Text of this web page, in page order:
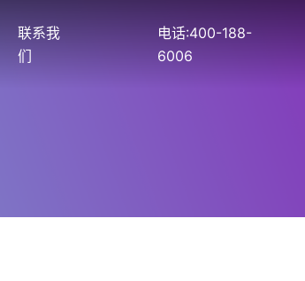
联系我
们
电话:400-188-
6006